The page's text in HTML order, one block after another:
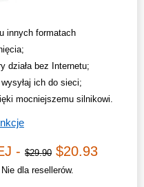
innych formatach
działa bez Internetu;
ich do sieci;
mocniejszemu silnikowi.
- $29.90 $20.93
dla resellerów.